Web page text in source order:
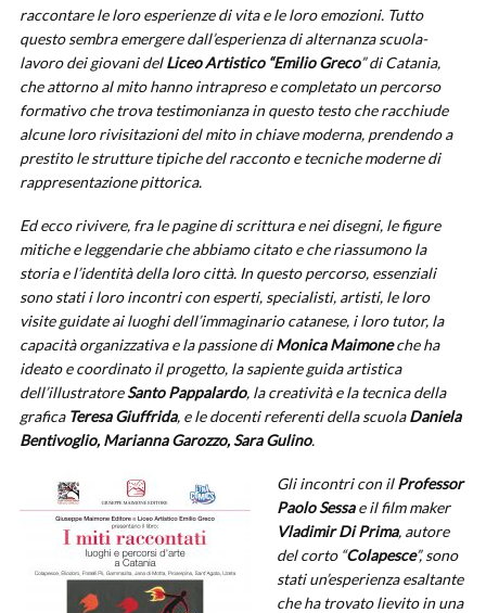
raccontare le loro esperienze di vita e le loro emozioni. Tutto
questo sembra emergere dall’esperienza di alternanza scuola-
lavoro dei giovani delLiceo Artistico “Emilio Greco” di Catania,
che attorno al mito hanno intrapreso e completato un percorso
formativo che trova testimonianza in questo testo che racchiude
alcune loro rivisitazioni del mito in chiave moderna, prendendo a
prestito le strutture tipiche del racconto e tecniche moderne di
rappresentazione pittorica.
Ed ecco rivivere, fra le pagine di scrittura e nei disegni, le figure
mitiche e leggendarie che abbiamo citato e che riassumono la
storia e l’identità della loro città. In questo percorso, essenziali
sono stati i loro incontri con esperti, specialisti, artisti, le loro
visite guidate ai luoghi dell’immaginario catanese, i loro tutor, la
capacità organizzativa e la passione diMonica Maimoneche ha
ideato e coordinato il progetto, la sapiente guida artistica
dell’illustratoreSanto Pappalardo, la creatività e la tecnica della
grafica Teresa Giuffrida, e le docenti referenti della scuolaDaniela
Bentivoglio, Marianna Garozzo, Sara Gulino.
Gli incontri con ilProfessor
Paolo Sessae il film maker
Vladimir Di Prima, autore
del corto “Colapesce”, sono
stati un’esperienza esaltante
che ha trovato lievito in una